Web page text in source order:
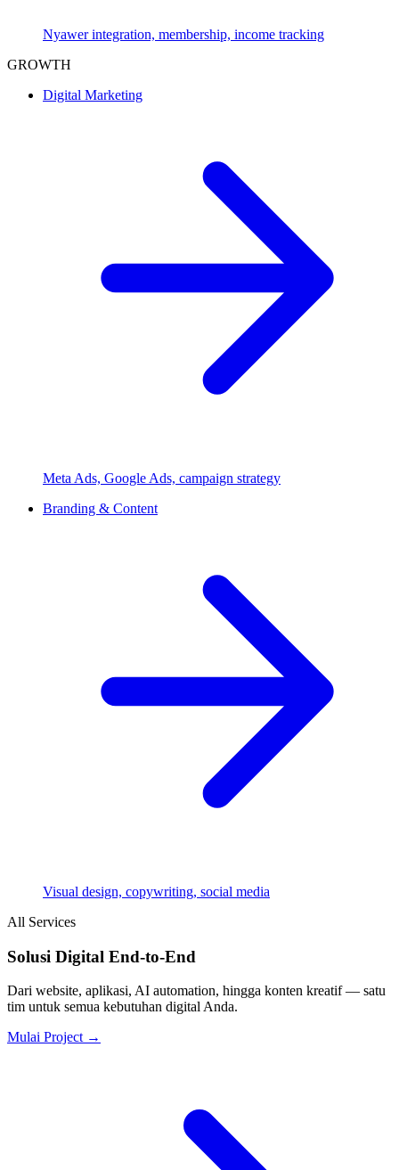
Nyawer integration, membership, income tracking
GROWTH
Digital Marketing
Meta Ads, Google Ads, campaign strategy
Branding & Content
Visual design, copywriting, social media
All Services
Solusi Digital End-to-End
Dari website, aplikasi, AI automation, hingga konten kreatif — satu
tim untuk semua kebutuhan digital Anda.
Mulai Project →